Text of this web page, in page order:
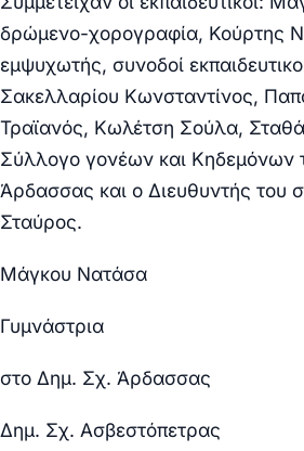
δρώμενο-χορογραφία, Κούρτης
εμψυχωτής, συνοδοί
Σακελλαρίου Κωνσταντίνος,
Τραϊανός, Κωλέτση Σούλα,
Σύλλογο γονέων και Κηδεμόνων
Άρδασσας και ο Διευθυντής του
Σταύρος.
Μάγκου Νατάσα
Γυμνάστρια
στο Δημ. Σχ. Άρδασσας
Δημ. Σχ. Ασβεστόπετρας